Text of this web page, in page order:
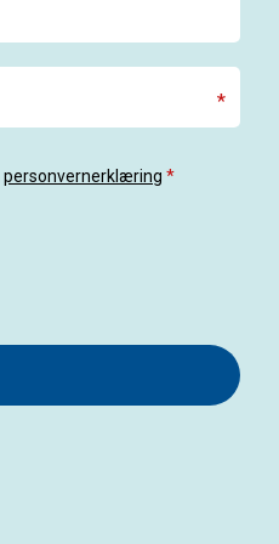
*
personvernerklæring *